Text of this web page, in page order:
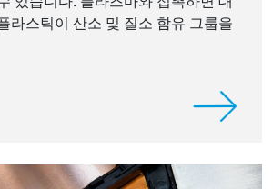
라스틱이 산소 및 질소 함유 그룹을